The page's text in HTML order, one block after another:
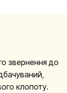
звернення до
клопоту.